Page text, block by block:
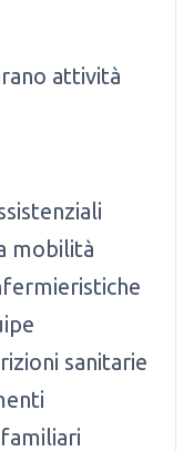
attività
mobilità
sanitarie